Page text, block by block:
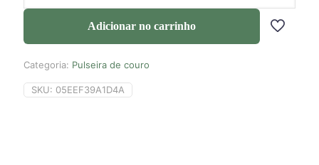
Adicionar no carrinho
Categoria: Pulseira de couro
SKU: 05EEF39A1D4A